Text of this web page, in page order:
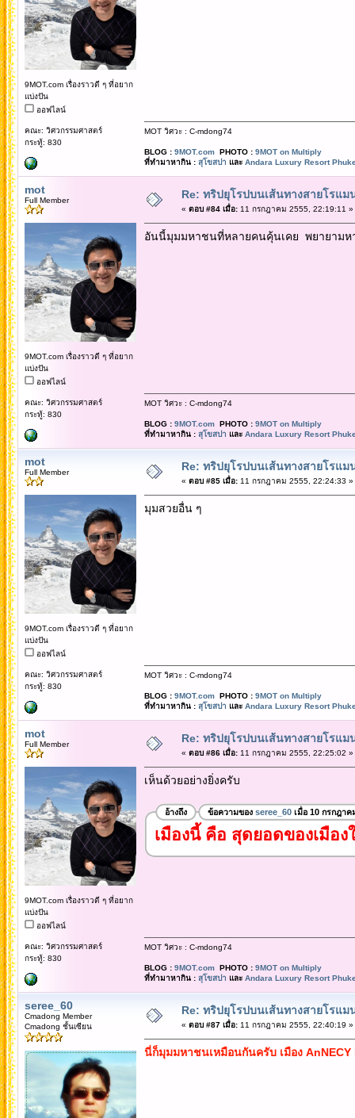
9MOT.com เรื่องราวดี ๆ ที่อยาก
แบ่งปัน
ออฟไลน์
คณะ: วิศวกรรมศาสตร์
กระทู้: 830
MOT วิศวะ : C-mdong74
BLOG : 9MOT.comPHOTO : 9MOT on Multiply
ที่ทำมาหากิน : สุโขสปา และ Andara Luxury Resort
mot
Full Member
9MOT.com เรื่องราวดี ๆ ที่อยาก
แบ่งปัน
ออฟไลน์
คณะ: วิศวกรรมศาสตร์
กระทู้: 830
Re: ทริปยุโรปบนเส้นทางสายโรแม
« ตอบ #84 เมื่อ:11 กรกฎาคม 2555, 22:19:11 »
อันนี้มุมมหาชนที่หลายคนคุ้นเคย พยายามห
MOT วิศวะ : C-mdong74
BLOG : 9MOT.comPHOTO : 9MOT on Multiply
ที่ทำมาหากิน : สุโขสปา และ Andara Luxury Resort
mot
Full Member
9MOT.com เรื่องราวดี ๆ ที่อยาก
แบ่งปัน
ออฟไลน์
คณะ: วิศวกรรมศาสตร์
กระทู้: 830
Re: ทริปยุโรปบนเส้นทางสายโรแม
« ตอบ #85 เมื่อ:11 กรกฎาคม 2555, 22:24:33 »
มุมสวยอื่น ๆ
MOT วิศวะ : C-mdong74
BLOG : 9MOT.comPHOTO : 9MOT on Multiply
ที่ทำมาหากิน : สุโขสปา และ Andara Luxury Resort
mot
Full Member
9MOT.com เรื่องราวดี ๆ ที่อยาก
แบ่งปัน
ออฟไลน์
คณะ: วิศวกรรมศาสตร์
กระทู้: 830
Re: ทริปยุโรปบนเส้นทางสายโรแม
« ตอบ #86 เมื่อ:11 กรกฎาคม 2555, 22:25:02 »
เห็นด้วยอย่างยิ่งครับ
อ้างถึง ข้อความของ seree_60เมื่อ 10 กรกฎาค
เมืองนี้ คือ สุดยอดของเมือ
MOT วิศวะ : C-mdong74
BLOG : 9MOT.comPHOTO : 9MOT on Multiply
ที่ทำมาหากิน : สุโขสปา และ Andara Luxury Resort
seree_60
Cmadong Member
Cmadong ชั้นเซียน
Re: ทริปยุโรปบนเส้นทางสายโรแม
« ตอบ #87 เมื่อ:11 กรกฎาคม 2555, 22:40:19 »
นี่ก็มุมมหาชนเหมือนกันครับ เมือง AnNECY